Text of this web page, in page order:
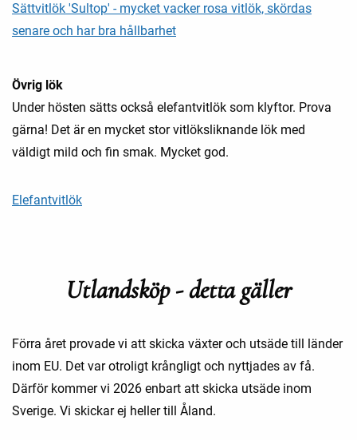
Sättvitlök 'Sultop' - mycket vacker rosa vitlök, skördas
senare och har bra hållbarhet
Övrig lök
Under hösten sätts också elefantvitlök som klyftor. Prova
gärna! Det är en mycket stor vitlöksliknande lök med
väldigt mild och fin smak. Mycket god.
Elefantvitlök
Utlandsköp - detta gäller
Förra året provade vi att skicka växter och utsäde till länder
inom EU. Det var otroligt krångligt och nyttjades av få.
Därför kommer vi 2026 enbart att skicka utsäde inom
Sverige. Vi skickar ej heller till Åland.